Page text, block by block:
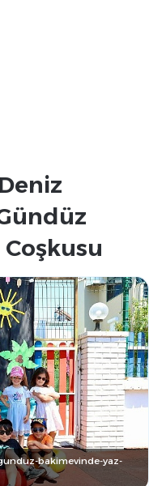
Coşkusu
bakimevinde-yaz-